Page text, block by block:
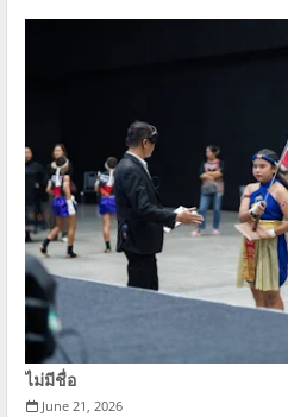
ไม่มีชื่อ
June 21, 2026